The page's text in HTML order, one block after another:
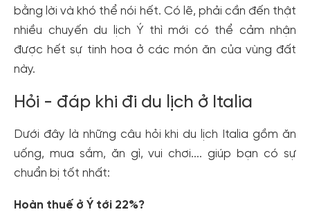
bằng lời và khó thể nói hết. Có lẽ, phải cần đến thật
nhiều chuyến du lịch Ý thì mới có thể cảm nhận
được hết sự tinh hoa ở các món ăn của vùng đất
này.
Hỏi - đáp khi đi du lịch ở Italia
Dưới đây là những câu hỏi khi du lịch Italia gồm ăn
uống, mua sắm, ăn gì, vui chơi.... giúp bạn có sự
chuẩn bị tốt nhất:
Hoàn thuế ở Ý tới 22%?